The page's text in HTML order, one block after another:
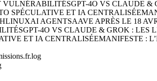
VULNÉRABILITÉSGPT-4O VS CLAUDE &
SPÉCULATIVE ET IA CENTRALISÉE
LINUXAI AGENTSAAVE APRÈS LE 18
GPT-4O VS CLAUDE & GROK : LES
ET IA CENTRALISÉEMANIFESTE :